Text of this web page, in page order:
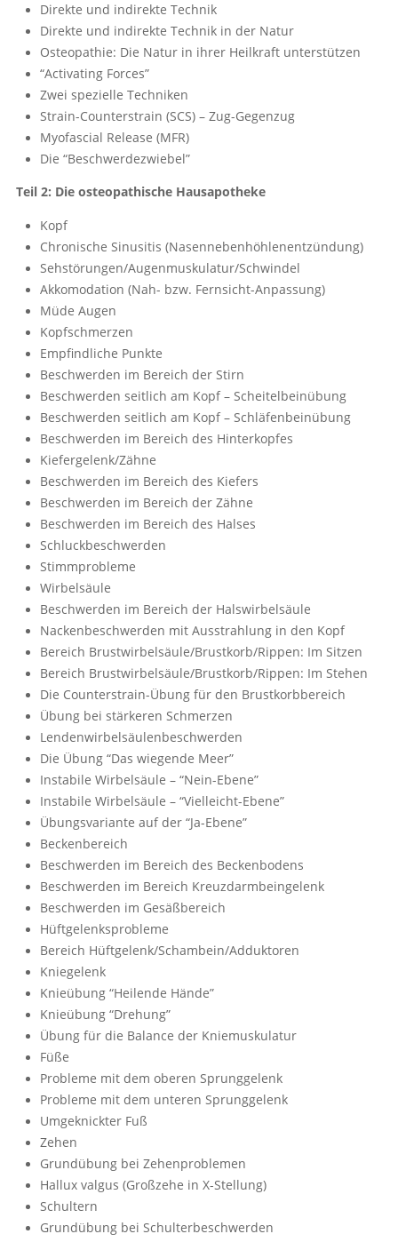
Direkte und indirekte Technik
Direkte und indirekte Technik in der Natur
Osteopathie: Die Natur in ihrer Heilkraft unterstützen
“Activating Forces”
Zwei spezielle Techniken
Strain-Counterstrain (SCS) – Zug-Gegenzug
Myofascial Release (MFR)
Die “Beschwerdezwiebel”
Teil 2: Die osteopathische Hausapotheke
Kopf
Chronische Sinusitis (Nasennebenhöhlenentzündung)
Sehstörungen/Augenmuskulatur/Schwindel
Akkomodation (Nah- bzw. Fernsicht-Anpassung)
Müde Augen
Kopfschmerzen
Empfindliche Punkte
Beschwerden im Bereich der Stirn
Beschwerden seitlich am Kopf – Scheitelbeinübung
Beschwerden seitlich am Kopf – Schläfenbeinübung
Beschwerden im Bereich des Hinterkopfes
Kiefergelenk/Zähne
Beschwerden im Bereich des Kiefers
Beschwerden im Bereich der Zähne
Beschwerden im Bereich des Halses
Schluckbeschwerden
Stimmprobleme
Wirbelsäule
Beschwerden im Bereich der Halswirbelsäule
Nackenbeschwerden mit Ausstrahlung in den Kopf
Bereich Brustwirbelsäule/Brustkorb/Rippen: Im Sitzen
Bereich Brustwirbelsäule/Brustkorb/Rippen: Im Stehen
Die Counterstrain-Übung für den Brustkorbbereich
Übung bei stärkeren Schmerzen
Lendenwirbelsäulenbeschwerden
Die Übung “Das wiegende Meer”
Instabile Wirbelsäule – “Nein-Ebene”
Instabile Wirbelsäule – “Vielleicht-Ebene”
Übungsvariante auf der “Ja-Ebene”
Beckenbereich
Beschwerden im Bereich des Beckenbodens
Beschwerden im Bereich Kreuzdarmbeingelenk
Beschwerden im Gesäßbereich
Hüftgelenksprobleme
Bereich Hüftgelenk/Schambein/Adduktoren
Kniegelenk
Knieübung “Heilende Hände”
Knieübung “Drehung”
Übung für die Balance der Kniemuskulatur
Füße
Probleme mit dem oberen Sprunggelenk
Probleme mit dem unteren Sprunggelenk
Umgeknickter Fuß
Zehen
Grundübung bei Zehenproblemen
Hallux valgus (Großzehe in X-Stellung)
Schultern
Grundübung bei Schulterbeschwerden